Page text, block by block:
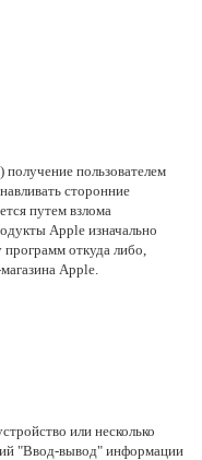
пользователем
сторонние
путем взлома
Apple изначально
откуда либо,
Apple.
или несколько
"Ввод-вывод" информации